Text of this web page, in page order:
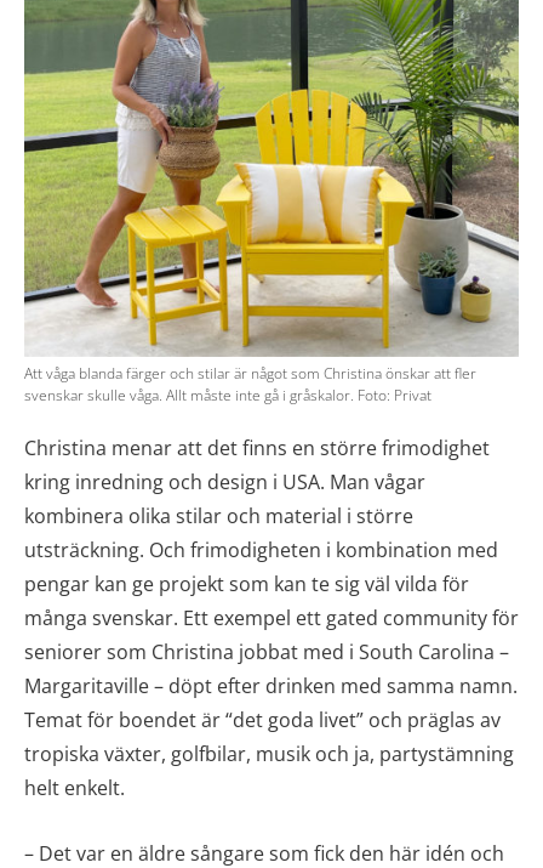
Att våga blanda färger och stilar är något som Christina önskar att fler
svenskar skulle våga. Allt måste inte gå i gråskalor. Foto: Privat
Christina menar att det finns en större frimodighet
kring inredning och design i USA. Man vågar
kombinera olika stilar och material i större
utsträckning. Och frimodigheten i kombination med
pengar kan ge projekt som kan te sig väl vilda för
många svenskar. Ett exempel ett gated community för
seniorer som Christina jobbat med i South Carolina –
Margaritaville – döpt efter drinken med samma namn.
Temat för boendet är “det goda livet” och präglas av
tropiska växter, golfbilar, musik och ja, partystämning
helt enkelt.
– Det var en äldre sångare som fick den här idén och